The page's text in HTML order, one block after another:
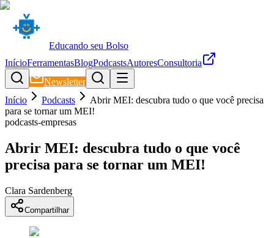
Educando seu Bolso
InícioFerramentasBlogPodcastsAutoresConsultoria
Newsletter
Início
Podcasts
Abrir MEI: descubra tudo o que você precisa
para se tornar um MEI!
podcasts-empresas
Abrir MEI: descubra tudo o que você
precisa para se tornar um MEI!
Clara Sardenberg
Compartilhar